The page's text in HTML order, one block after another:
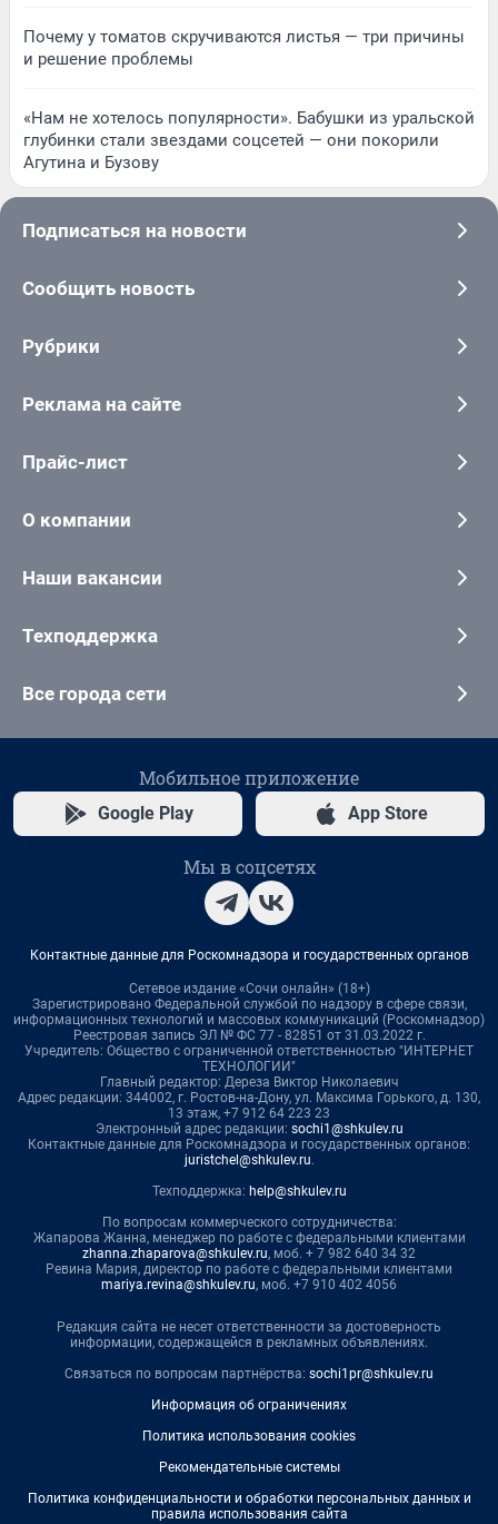
Почему у томатов скручиваются листья — три причины
и решение проблемы
«Нам не хотелось популярности». Бабушки из уральской
глубинки стали звездами соцсетей — они покорили
Агутина и Бузову
Подписаться на новости
Сообщить новость
Рубрики
Реклама на сайте
Прайс-лист
О компании
Наши вакансии
Техподдержка
Все города сети
Мобильное приложение
Google Play App Store
Мы в соцсетях
Контактные данные для Роскомнадзора и государственных органов
Сетевое издание «Сочи онлайн» (18+)
Зарегистрировано Федеральной службой по надзору в сфере связи,
информационных технологий и массовых коммуникаций (Роскомнадзор)
Реестровая запись ЭЛ № ФС 77 - 82851 от 31.03.2022 г.
Учредитель: Общество с ограниченной ответственностью "ИНТЕРНЕТ
ТЕХНОЛОГИИ"
Главный редактор: Дереза Виктор Николаевич
Адрес редакции: 344002, г. Ростов-на-Дону, ул. Максима Горького, д. 130,
13 этаж, +7 912 64 223 23
Электронный адрес редакции: sochi1@shkulev.ru
Контактные данные для Роскомнадзора и государственных органов:
juristchel@shkulev.ru.
Техподдержка: help@shkulev.ru
По вопросам коммерческого сотрудничества:
Жапарова Жанна, менеджер по работе с федеральными клиентами
zhanna.zhaparova@shkulev.ru, моб. + 7 982 640 34 32
Ревина Мария, директор по работе с федеральными клиентами
mariya.revina@shkulev.ru, моб. +7 910 402 4056
Редакция сайта не несет ответственности за достоверность
информации, содержащейся в рекламных объявлениях.
Связаться по вопросам партнёрства: sochi1pr@shkulev.ru
Информация об ограничениях
Политика использования cookies
Рекомендательные системы
Политика конфиденциальности и обработки персональных данных и
правила использования сайта